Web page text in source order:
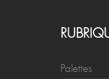
Palettes